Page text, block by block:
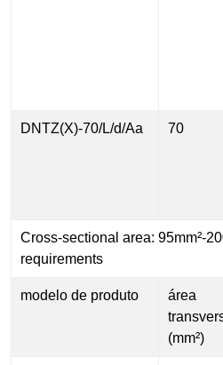
DNTZ(X)-70/L/d/Aa 70
Cross-sectional area: 95mm²-
requirements
modelo de produto
área
(mm²)